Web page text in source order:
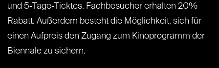
und 5-Tage-Ticktes. Fachbesucher erhalten 20%
Rabatt. Außerdem besteht die Möglichkeit, sich für
einen Aufpreis den Zugang zum Kinoprogramm der
Biennale zu sichern.